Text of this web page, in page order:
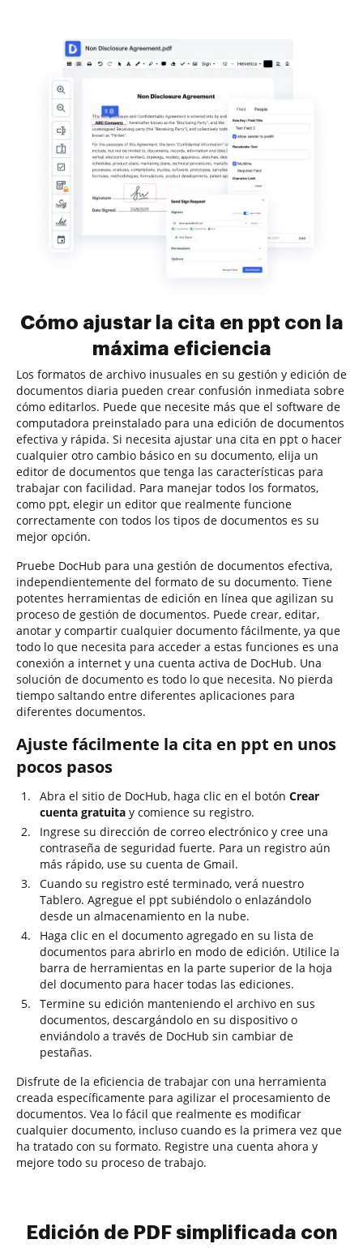
Cómo ajustar la cita en ppt con la
máxima eficiencia
Los formatos de archivo inusuales en su gestión y edición de
documentos diaria pueden crear confusión inmediata sobre
cómo editarlos. Puede que necesite más que el software de
computadora preinstalado para una edición de documentos
efectiva y rápida. Si necesita ajustar una cita en ppt o hacer
cualquier otro cambio básico en su documento, elija un
editor de documentos que tenga las características para
trabajar con facilidad. Para manejar todos los formatos,
como ppt, elegir un editor que realmente funcione
correctamente con todos los tipos de documentos es su
mejor opción.
Pruebe DocHub para una gestión de documentos efectiva,
independientemente del formato de su documento. Tiene
potentes herramientas de edición en línea que agilizan su
proceso de gestión de documentos. Puede crear, editar,
anotar y compartir cualquier documento fácilmente, ya que
todo lo que necesita para acceder a estas funciones es una
conexión a internet y una cuenta activa de DocHub. Una
solución de documento es todo lo que necesita. No pierda
tiempo saltando entre diferentes aplicaciones para
diferentes documentos.
Ajuste fácilmente la cita en ppt en unos
pocos pasos
Abra el sitio de DocHub, haga clic en el botón Crear
cuenta gratuita y comience su registro.
Ingrese su dirección de correo electrónico y cree una
contraseña de seguridad fuerte. Para un registro aún
más rápido, use su cuenta de Gmail.
Cuando su registro esté terminado, verá nuestro
Tablero. Agregue el ppt subiéndolo o enlazándolo
desde un almacenamiento en la nube.
Haga clic en el documento agregado en su lista de
documentos para abrirlo en modo de edición. Utilice la
barra de herramientas en la parte superior de la hoja
del documento para hacer todas las ediciones.
Termine su edición manteniendo el archivo en sus
documentos, descargándolo en su dispositivo o
enviándolo a través de DocHub sin cambiar de
pestañas.
Disfrute de la eficiencia de trabajar con una herramienta
creada específicamente para agilizar el procesamiento de
documentos. Vea lo fácil que realmente es modificar
cualquier documento, incluso cuando es la primera vez que
ha tratado con su formato. Registre una cuenta ahora y
mejore todo su proceso de trabajo.
Edición de PDF simplificada con